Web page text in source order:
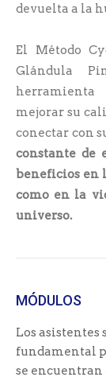
devuelta a la
El Método
Glándula
herramienta
mejorar su
conectar con
constante de
beneficios en
como en la
universo.
MÓDULOS
Los asistentes
fundamental
se encuentran